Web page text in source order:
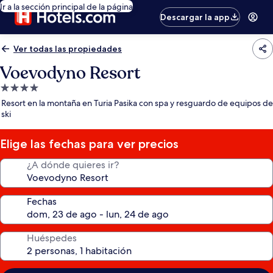
Ir a la sección principal de la página
Descargar la app
Ver todas las propiedades
Voevodyno Resort
Propiedad
de
4.0
estrellas
Resort en la montaña en Turia Pasika con spa y resguardo de equipos de
ski
Elige las fechas para ver precios
¿A dónde quieres ir?
Fechas
Huéspedes